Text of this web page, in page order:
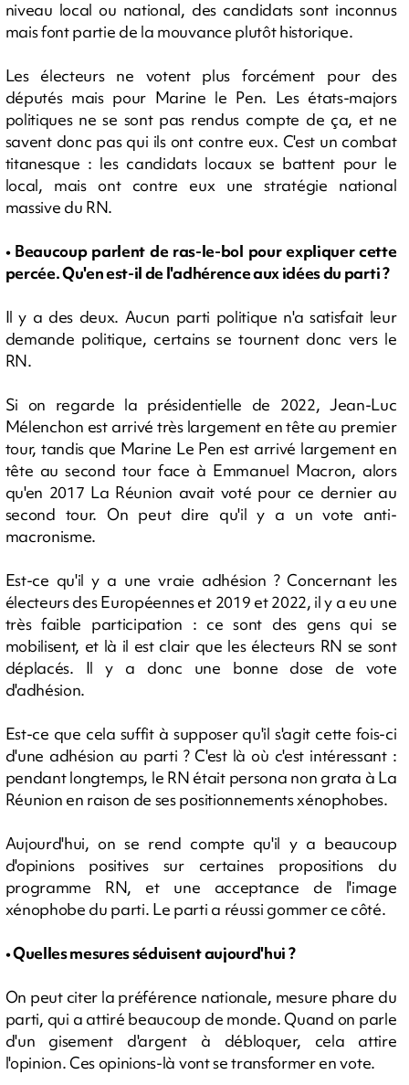
niveau local ou national, des candidats sont inconnus
mais font partie de la mouvance plutôt historique.
Les électeurs ne votent plus forcément pour des
députés mais pour Marine le Pen. Les états-majors
politiques ne se sont pas rendus compte de ça, et ne
savent donc pas qui ils ont contre eux. C'est un combat
titanesque : les candidats locaux se battent pour le
local, mais ont contre eux une stratégie national
massive du RN.
• Beaucoup parlent de ras-le-bol pour expliquer cette
percée. Qu'en est-il de l'adhérence aux idées du parti ?
Il y a des deux. Aucun parti politique n'a satisfait leur
demande politique, certains se tournent donc vers le
RN.
Si on regarde la présidentielle de 2022, Jean-Luc
Mélenchon est arrivé très largement en tête au premier
tour, tandis que Marine Le Pen est arrivé largement en
tête au second tour face à Emmanuel Macron, alors
qu'en 2017 La Réunion avait voté pour ce dernier au
second tour. On peut dire qu'il y a un vote anti-
macronisme.
Est-ce qu'il y a une vraie adhésion ? Concernant les
électeurs des Européennes et 2019 et 2022, il y a eu une
très faible participation : ce sont des gens qui se
mobilisent, et là il est clair que les électeurs RN se sont
déplacés. Il y a donc une bonne dose de vote
d'adhésion.
Est-ce que cela suffit à supposer qu'il s'agit cette fois-ci
d'une adhésion au parti ? C'est là où c'est intéressant :
pendant longtemps, le RN était persona non grata à La
Réunion en raison de ses positionnements xénophobes.
Aujourd'hui, on se rend compte qu'il y a beaucoup
d'opinions positives sur certaines propositions du
programme RN, et une acceptance de l'image
xénophobe du parti. Le parti a réussi gommer ce côté.
• Quelles mesures séduisent aujourd'hui ?
On peut citer la préférence nationale, mesure phare du
parti, qui a attiré beaucoup de monde. Quand on parle
d'un gisement d'argent à débloquer, cela attire
l'opinion. Ces opinions-là vont se transformer en vote.